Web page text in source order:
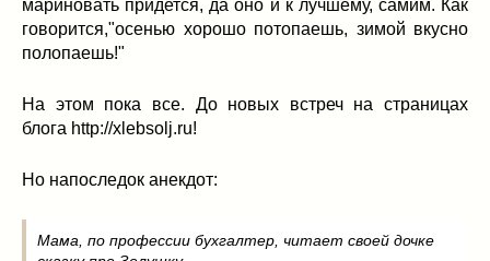
мариновать придется, да оно и к лучшему, самим. Как
говорится,"осенью хорошо потопаешь, зимой вкусно
полопаешь!"
На этом пока все. До новых встреч на страницах
блога http://xlebsolj.ru!
Но напоследок анекдот:
Мама, по профессии бухгалтер, читает своей дочке